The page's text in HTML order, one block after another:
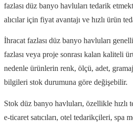
fazlası düz banyo havluları tedarik
alıcılar için fiyat avantajı ve hızlı ürün
İhracat fazlası düz banyo havluları
fazlası veya proje sonrası kalan kaliteli
nedenle ürünlerin renk, ölçü, adet,
bilgileri stok durumuna göre değişebilir.
Stok düz banyo havluları, özellikle hızlı
e-ticaret satıcıları, otel tedarikçileri, spa